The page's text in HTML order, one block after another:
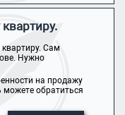
Сам
Нужно
на продажу
обратиться